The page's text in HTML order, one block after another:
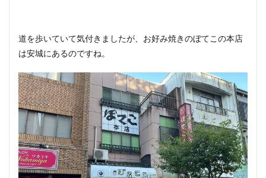
道を歩いていて気付きましたが、お好み焼きのぼてこの本店
は安城にあるのですね。